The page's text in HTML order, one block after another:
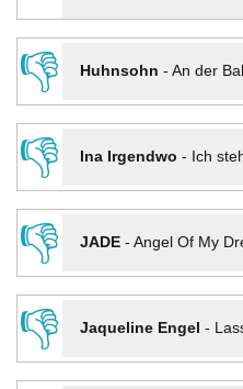
👎
Huhnsohn - An der
👎
Ina Irgendwo - Ich
👎
JADE- Angel Of My
👎
Jaqueline Engel -